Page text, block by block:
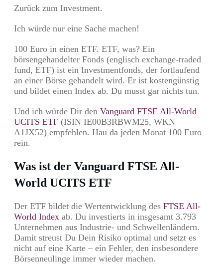
Zurück zum Investment.
Ich würde nur eine Sache machen!
100 Euro in einen ETF. ETF, was? Ein
börsengehandelter Fonds (englisch exchange-traded
fund, ETF) ist ein Investmentfonds, der fortlaufend
an einer Börse gehandelt wird. Er ist kostengünstig
und bildet einen Index ab. Du musst gar nichts tun.
Und ich würde Dir den Vanguard FTSE All-World
UCITS ETF (ISIN IE00B3RBWM25, WKN
A1JX52) empfehlen. Hau da jeden Monat 100 Euro
rein.
Was ist der Vanguard FTSE All-
World UCITS ETF
Der ETF bildet die Wertentwicklung des FTSE All-
World Index ab. Du investierts in insgesamt 3.793
Unternehmen aus Industrie- und Schwellenländern.
Damit streust Du Dein Risiko optimal und setzt es
nicht auf eine Karte – ein Fehler, den insbesondere
Börsenneulinge immer wieder machen.